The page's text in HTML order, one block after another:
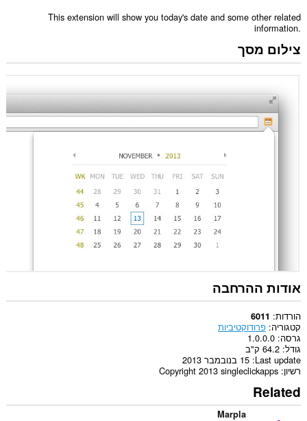
This extension will show you today's date and some other related
information.
צילום מסך
אודות ההרחבה
הורדות 6011
קטגוריה פרודוקטיביות
גרסה 1.0.0.0
גודל 64.2 ק"ב
Last update 15 בנובמבר 2013
רשיון Copyright 2013 singleclickapps
Related
Marpla